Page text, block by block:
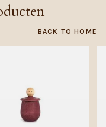
BACK TO HOME